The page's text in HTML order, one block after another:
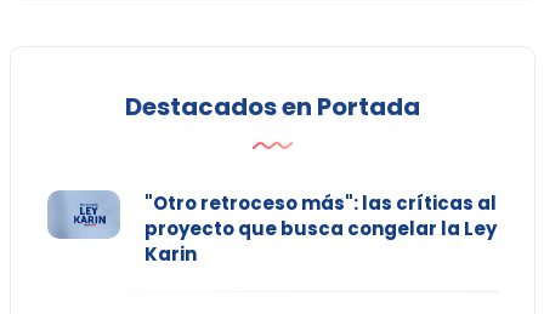
Destacados en Portada
"Otro retroceso más": las críticas al
proyecto que busca congelar la Ley
Karin